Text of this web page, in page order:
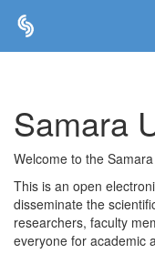
Samara
Welcome to the
This is an open
disseminate the
researchers, faculty
everyone for academic